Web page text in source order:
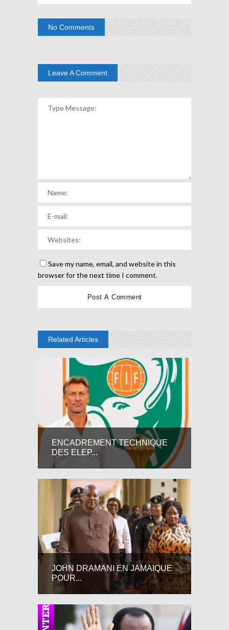
No Comments
Leave A Comment
Save my name, email, and website in this
browser for the next time I comment.
Related Articles
ENCADREMENT TECHNIQUE
DES ELEP...
JOHN DRAMANI EN JAMAIQUE
POUR...